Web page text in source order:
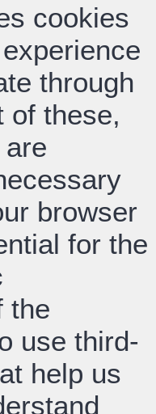
cookies
through
of these,
browser
for the
the
use third-
help us